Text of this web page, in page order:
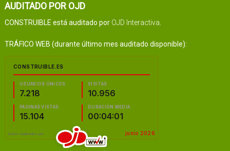
AUDITADO POR OJD
CONSTRUIBLE está auditado por OJD Interactiva.
TRÁFICO WEB (durante último mes auditado disponible):